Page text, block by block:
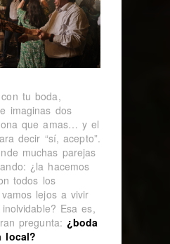
tu boda,
imaginas dos
que amas… y el
decir “sí, acepto”.
muchas parejas
¿la hacemos
todos los
lejos a vivir
Esa es,
pregunta: ¿boda
local?